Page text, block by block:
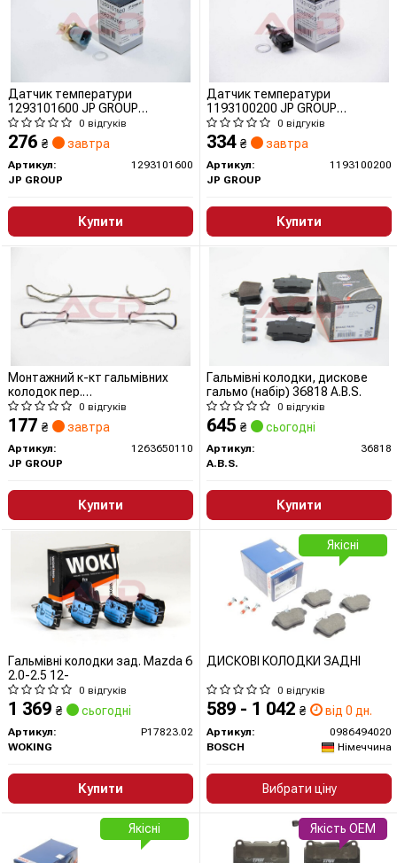
Датчик температури
1293101600 JP GROUP
(QUINTON HAZELL)
0 відгуків
276 ₴ завтра
Артикул:
1293101600
JP GROUP
Купити
Датчик температури
1193100200 JP GROUP
(QUINTON HAZELL)
0 відгуків
334 ₴ завтра
Артикул:
1193100200
JP GROUP
Купити
Монтажний к-кт гальмівних
колодок пер.
TRANSIT/BERLINGO/PARTNER
08-
0 відгуків
177 ₴ завтра
Артикул:
1263650110
JP GROUP
Купити
Гальмівні колодки, дискове
гальмо (набір) 36818 A.B.S.
0 відгуків
645 ₴ сьогодні
Артикул:
36818
A.B.S.
Купити
Гальмівні колодки зад. Mazda 6
2.0-2.5 12-
0 відгуків
1 369 ₴ сьогодні
Артикул:
P17823.02
WOKING
Купити
ДИСКОВI КОЛОДКИ ЗАДНI
0 відгуків
589 - 1 042 ₴ від 0 дн.
Артикул:
0986494020
BOSCH
Німеччина
Вибрати ціну
Якісні
Якісні Якість OEM